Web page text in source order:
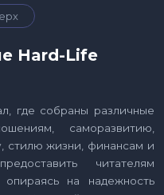
Hard-Life
где собраны различные
саморазвитию,
стилю жизни, финансам и
читателям
опираясь на надежность